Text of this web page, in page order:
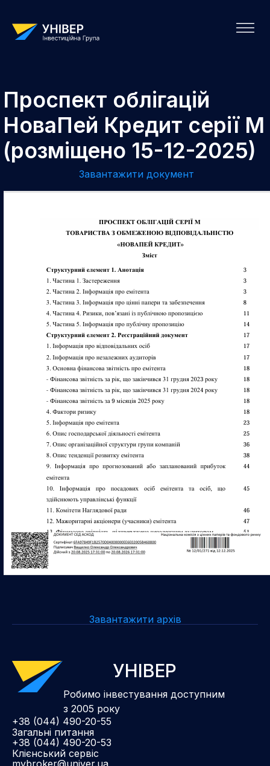
Проспект облігацій
НоваПей Кредит серії М
(розміщено 15-12-2025)
Завантажити документ
Завантажити архів
УНІВЕР
Робимо інвестування доступним
з 2005 року
+38 (044) 490-20-55
Загальні питання
+38 (044) 490-20-53
Клієнський сервіс
mybroker@univer.ua